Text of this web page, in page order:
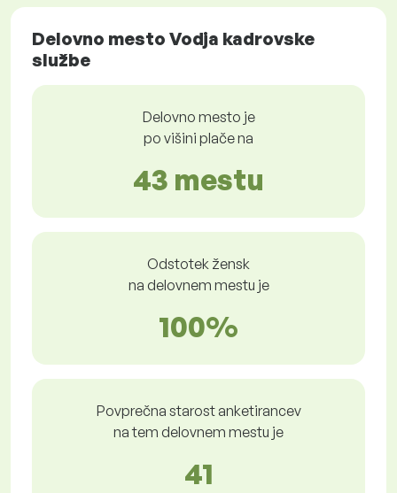
Delovno mesto Vodja kadrovske
službe
Delovno mesto je
po višini plače na
43 mestu
Odstotek žensk
na delovnem mestu je
100%
Povprečna starost anketirancev
na tem delovnem mestu je
41